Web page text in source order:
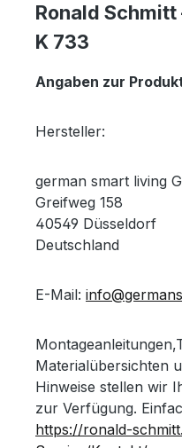
Ronald
K 733
Angaben zur
Hersteller:
german smart living
Greifweg 158
40549 Düsseldorf
Deutschland
E-Mail:
Materialübersichten
Hinweise stellen wir
zur Verfügung.
https://ronald-